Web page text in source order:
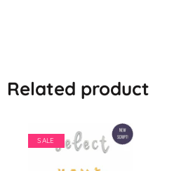
Related product
SALE